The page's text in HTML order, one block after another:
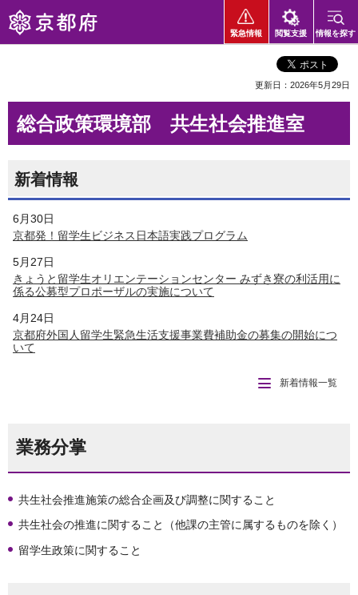
京都府
緊急情報 閲覧支援 情報を探す
更新日：2026年5月29日
総合政策環境部 共生社会推進室
新着情報
6月30日
京都発！留学生ビジネス日本語実践プログラム
5月27日
きょうと留学生オリエンテーションセンター みずき寮の利活用に
係る公募型プロポーザルの実施について
4月24日
京都府外国人留学生緊急生活支援事業費補助金の募集の開始につ
いて
新着情報一覧
業務分掌
共生社会推進施策の総合企画及び調整に関すること
共生社会の推進に関すること（他課の主管に属するものを除く）
留学生政策に関すること